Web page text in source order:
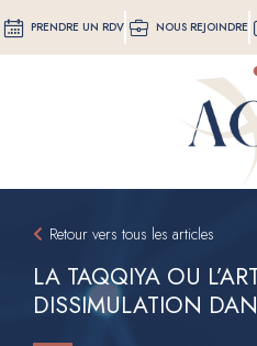
Aller
au
PRENDRE UN RDV NOUS REJOINDRE
Retour vers tous les articles
LA TAQQIYA OU
DISSIMULATION